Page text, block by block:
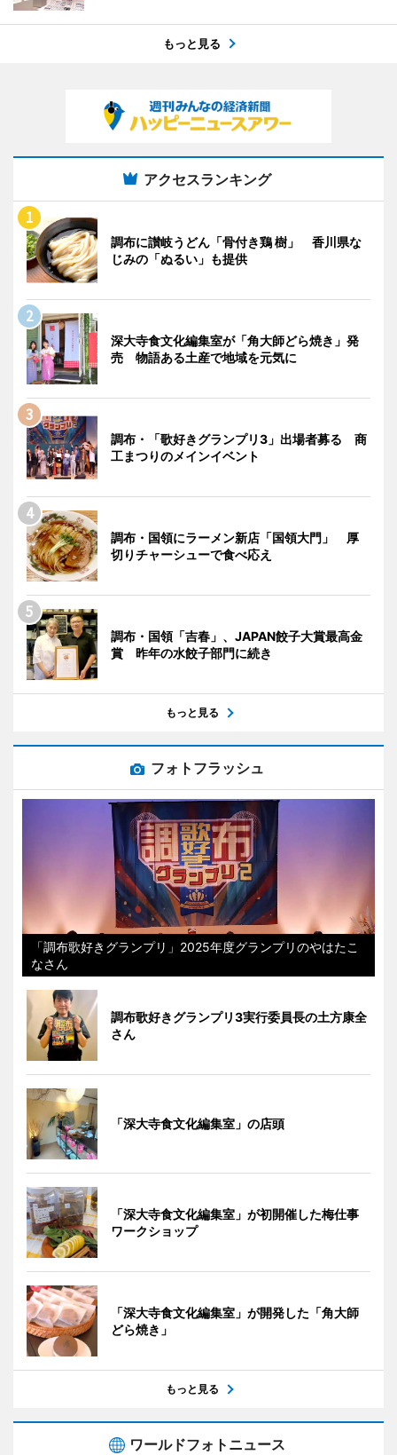
もっと見る
アクセスランキング
調布に讃岐うどん「骨付き鶏 樹」 香川県な
じみの「ぬるい」も提供
深大寺食文化編集室が「角大師どら焼き」発
売 物語ある土産で地域を元気に
調布・「歌好きグランプリ3」出場者募る 商
工まつりのメインイベント
調布・国領にラーメン新店「国領大門」 厚
切りチャーシューで食べ応え
調布・国領「吉春」、JAPAN餃子大賞最高金
賞 昨年の水餃子部門に続き
もっと見る
フォトフラッシュ
「調布歌好きグランプリ」2025年度グランプリのやはたこ
なさん
調布歌好きグランプリ3実行委員長の土方康全
さん
「深大寺食文化編集室」の店頭
「深大寺食文化編集室」が初開催した梅仕事
ワークショップ
「深大寺食文化編集室」が開発した「角大師
どら焼き」
もっと見る
ワールドフォトニュース